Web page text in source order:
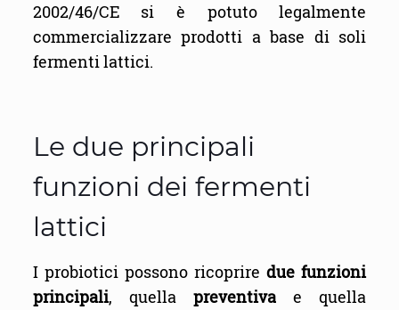
2002/46/CE si è potuto legalmente
commercializzare prodotti a base di soli
fermenti lattici.
Le due principali
funzioni dei fermenti
lattici
I probiotici possono ricopriredue funzioni
principali, quella preventiva e quella